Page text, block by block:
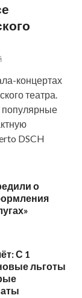
концертах
театра.
популярные
DSCH
о
С 1
льготы